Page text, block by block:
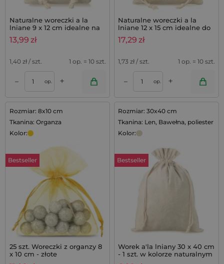
Naturalne woreczki a la
lniane 9 x 12 cm idealne na
mydełka lawendowe,
zestaw 10 szt.
13,99 zł
1,40 zł / szt. 1 op. = 10 szt.
– op. +
Naturalne woreczki a la
lniane 12 x 15 cm idealne do
zestawów lawendowych - 10
szt.
17,29 zł
1,73 zł / szt. 1 op. = 10 szt.
– op. +
Rozmiar: 8x10 cm
Tkanina: Organza
Kolor:
Bestseller
25 szt. Woreczki z organzy 8
x 10 cm - złote
Rozmiar: 30x40 cm
Tkanina: Len, Bawełna, poliester
Kolor:
Bestseller
Worek a'la lniany 30 x 40 cm
- 1 szt. w kolorze naturalnym